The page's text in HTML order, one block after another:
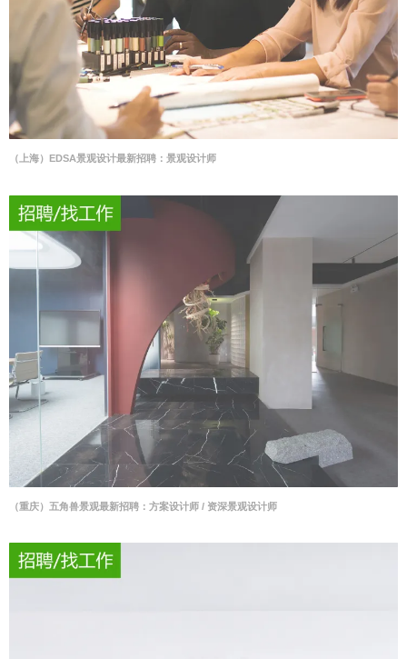
（上海）EDSA景观设计最新招聘：景观设计师
（重庆）五角兽景观最新招聘：方案设计师 / 资深景观设计师